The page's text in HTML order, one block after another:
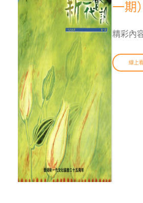
一期）
精彩內
線上